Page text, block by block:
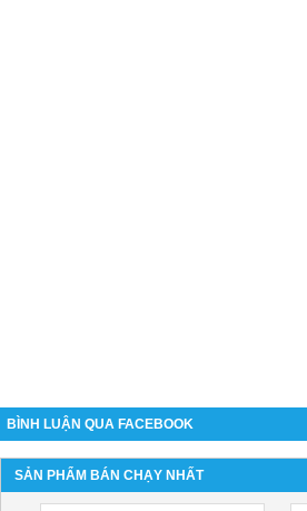
BÌNH LUẬN QUA FACEBOOK
SẢN PHẨM BÁN CHẠY NHẤT